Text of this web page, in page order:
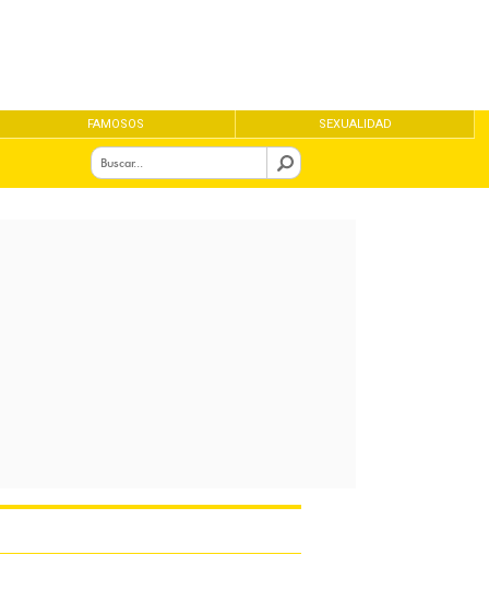
FAMOSOS SEXUALIDAD